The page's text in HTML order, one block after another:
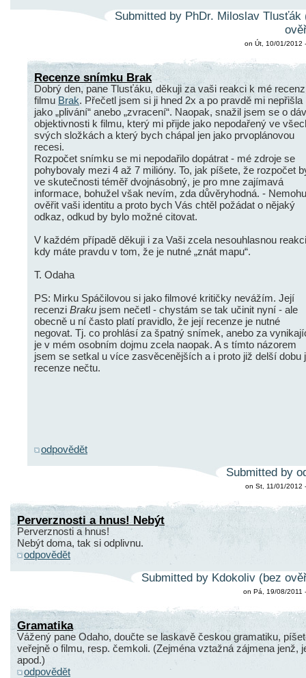
Submitted by PhDr. Miloslav Tlusťák
on Út, 10/01/2012
Recenze snímku Brak
Dobrý den, pane Tlusťáku, děkuji za vaši reakci k mé
filmu Brak. Přečetl jsem si ji hned 2x a po pravdě mi nepřišla
jako „plivání“ anebo „zvracení“. Naopak, snažil jsem se o
objektivnosti k filmu, který mi přijde jako nepodařený ve
svých složkách a který bych chápal jen jako prvoplánovou
recesi.
Rozpočet snímku se mi nepodařilo dopátrat - mé zdroje se
pohybovaly mezi 4 až 7 milióny. To, jak píšete, že rozpočet
ve skutečnosti téměř dvojnásobný, je pro mne zajímavá
informace, bohužel však nevím, zda důvěryhodná. - Nemohu
ověřit vaši identitu a proto bych Vás chtěl požádat o nějaký
odkaz, odkud by bylo možné citovat.
V každém případě děkuji i za Vaši zcela nesouhlasnou
kdy máte pravdu v tom, že je nutné „znát mapu“.
T. Odaha
PS: Mirku Spáčilovou si jako filmové kritičky nevážím. Její
recenzi Braku jsem nečetl - chystám se tak učinit nyní - ale
obecně u ní často platí pravidlo, že její recenze je nutné
negovat. Tj. co prohlásí za špatný snímek, anebo za
je v mém osobním dojmu zcela naopak. A s tímto názorem
jsem se setkal u více zasvěcenějších a i proto již delší dobu
recenze nečtu.
odpovědět
Submitted by
on St, 11/01/2012
Perverznosti a hnus! Nebýt
Perverznosti a hnus!
Nebýt doma, tak si odplivnu.
odpovědět
Submitted by Kdokoliv (bez
on Pá, 19/08/2011
Gramatika
Vážený pane Odaho, doučte se laskavě českou gramatiku,
veřejně o filmu, resp. čemkoli. (Zejména vztažná zájmena jenž,
apod.)
odpovědět